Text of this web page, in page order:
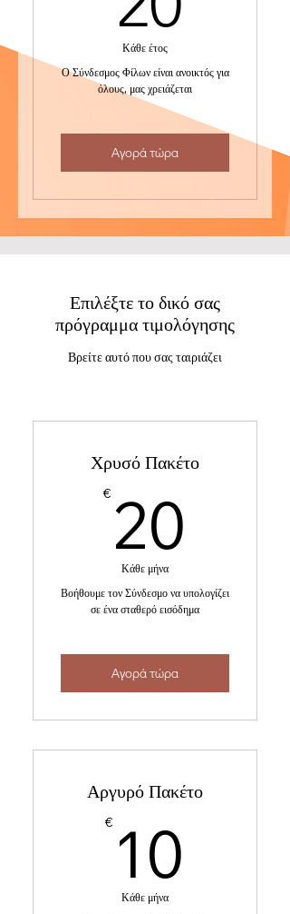
Κάθε έτος
Ο Σύνδεσμος Φίλων είναι ανοικτός για
όλους, μας χρειάζεται
Αγορά τώρα
Επιλέξτε το δικό σας
πρόγραμμα τιμολόγησης
Βρείτε αυτό που σας ταιριάζει
Χρυσό Πακέτο
€ 20
Κάθε μήνα
Βοήθουμε τον Σύνδεσμο να υπολογίζει
σε ένα σταθερό εισόδημα
Αγορά τώρα
Αργυρό Πακέτο
€ 10
Κάθε μήνα